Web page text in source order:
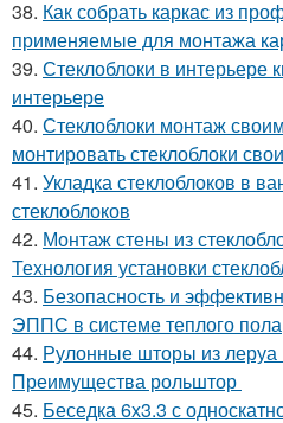
38. Как собрать каркас из
применяемые для монтажа
39. Стеклоблоки в интерьере
интерьере
40. Стеклоблоки монтаж
монтировать стеклоблоки
41. Укладка стеклоблоков в
стеклоблоков
42. Монтаж стены из
Технология установки
43. Безопасность и
ЭППС в системе теплого пола
44. Рулонные шторы из леруа
Преимущества рольштор
45. Беседка 6х3.3 с